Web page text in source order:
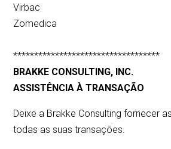
Virbac
Zomedica
***********************************
BRAKKE CONSULTING, INC.
ASSISTÊNCIA À TRANSAÇÃO
Deixe a Brakke Consulting fornecer
todas as suas transações.